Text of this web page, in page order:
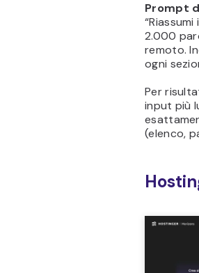
Prompt
2.000
remoto.
ogni
Per
input più
(elenco,